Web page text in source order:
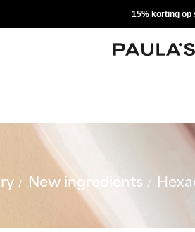
15% korting op
New ingredients